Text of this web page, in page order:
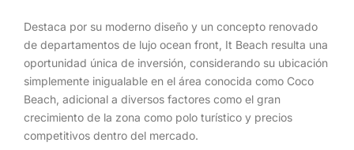
Destaca por su moderno diseño y un concepto renovado
de departamentos de lujo ocean front, It Beach resulta una
oportunidad única de inversión, considerando su ubicación
simplemente inigualable en el área conocida como Coco
Beach, adicional a diversos factores como el gran
crecimiento de la zona como polo turístico y precios
competitivos dentro del mercado.